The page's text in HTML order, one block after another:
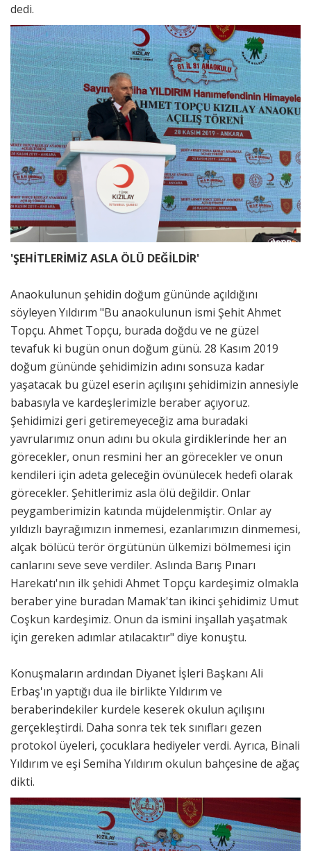
dedi.
'ŞEHİTLERİMİZ ASLA ÖLÜ DEĞİLDİR'
Anaokulunun şehidin doğum gününde açıldığını
söyleyen Yıldırım "Bu anaokulunun ismi Şehit Ahmet
Topçu. Ahmet Topçu, burada doğdu ve ne güzel
tevafuk ki bugün onun doğum günü. 28 Kasım 2019
doğum gününde şehidimizin adını sonsuza kadar
yaşatacak bu güzel eserin açılışını şehidimizin annesiyle
babasıyla ve kardeşlerimizle beraber açıyoruz.
Şehidimizi geri getiremeyeceğiz ama buradaki
yavrularımız onun adını bu okula girdiklerinde her an
görecekler, onun resmini her an görecekler ve onun
kendileri için adeta geleceğin övünülecek hedefi olarak
görecekler. Şehitlerimiz asla ölü değildir. Onlar
peygamberimizin katında müjdelenmiştir. Onlar ay
yıldızlı bayrağımızın inmemesi, ezanlarımızın dinmemesi,
alçak bölücü terör örgütünün ülkemizi bölmemesi için
canlarını seve seve verdiler. Aslında Barış Pınarı
Harekatı'nın ilk şehidi Ahmet Topçu kardeşimiz olmakla
beraber yine buradan Mamak'tan ikinci şehidimiz Umut
Coşkun kardeşimiz. Onun da ismini inşallah yaşatmak
için gereken adımlar atılacaktır" diye konuştu.
Konuşmaların ardından Diyanet İşleri Başkanı Ali
Erbaş'ın yaptığı dua ile birlikte Yıldırım ve
beraberindekiler kurdele keserek okulun açılışını
gerçekleştirdi. Daha sonra tek tek sınıfları gezen
protokol üyeleri, çocuklara hediyeler verdi. Ayrıca, Binali
Yıldırım ve eşi Semiha Yıldırım okulun bahçesine de ağaç
dikti.